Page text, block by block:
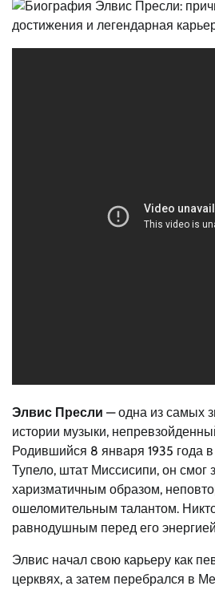
Элвис Пресли — одна из самых
истории музыки,
Родившийся 8 января 1935 года
Тупело, штат Миссисипи, он смог
харизматичным образом,
ошеломительным талантом.
равнодушным перед его
Элвис начал свою карьеру как
церквях, а затем перебрался в